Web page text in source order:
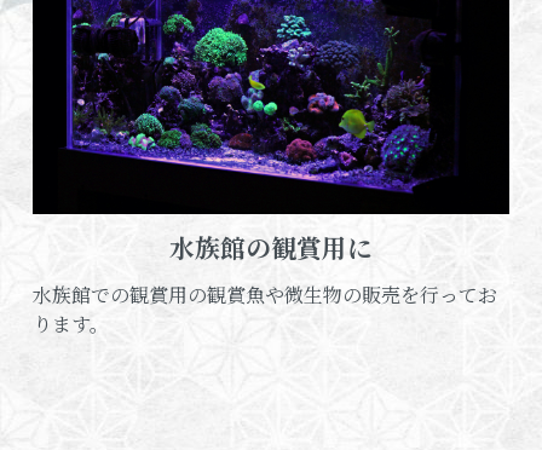
水族館の観賞用に
水族館での観賞用の観賞魚や微生物の販売を行ってお
ります。